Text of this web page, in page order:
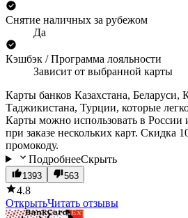
Снятие наличных за рубежом
Да
Кэшбэк / Программа лояльности
Зависит от выбранной карты
Карты банков Казахстана, Беларуси,
Таджикистана, Турции, которые
Карты можно использовать в России
при заказе нескольких карт. Скидка
промокоду.
ПодробнееСкрыть
1393 563
4.8
ОткрытьЧитать отзывы